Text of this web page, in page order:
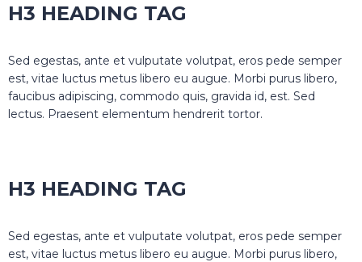
H3 HEADING TAG
Sed egestas, ante et vulputate volutpat, eros pede semper
est, vitae luctus metus libero eu augue. Morbi purus libero,
faucibus adipiscing, commodo quis, gravida id, est. Sed
lectus. Praesent elementum hendrerit tortor.
H3 HEADING TAG
Sed egestas, ante et vulputate volutpat, eros pede semper
est, vitae luctus metus libero eu augue. Morbi purus libero,